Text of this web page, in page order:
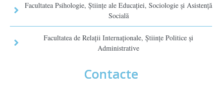
Facultatea Psihologie, Ştiinţe ale Educaţiei, Sociologie și Asistență
Socială
Facultatea de Relaţii Internaţionale, Ştiinţe Politice şi
Administrative
Contacte